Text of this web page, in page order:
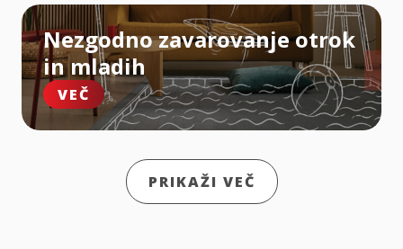
Nezgodno zavarovanje otrok
in mladih
VEČ
PRIKAŽI VEČ